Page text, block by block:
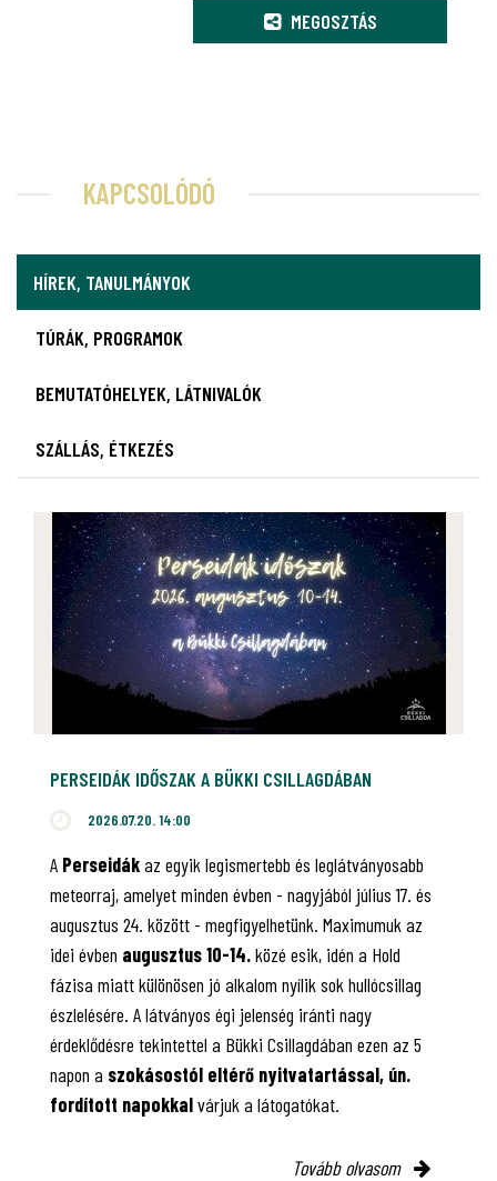
MEGOSZTÁS
KAPCSOLÓDÓ
HÍREK, TANULMÁNYOK
TÚRÁK, PROGRAMOK
BEMUTATÓHELYEK, LÁTNIVALÓK
SZÁLLÁS, ÉTKEZÉS
PERSEIDÁK IDŐSZAK A BÜKKI CSILLAGDÁBAN
2026.07.20. 14:00
A Perseidákaz egyik legismertebb és leglátványosabb
meteorraj, amelyet minden évben - nagyjából július 17. és
augusztus 24. között - megfigyelhetünk. Maximumuk az
idei évben augusztus 10-14.közé esik, idén a Hold
fázisa miatt különösen jó alkalom nyílik sok hullócsillag
észlelésére. A látványos égi jelenség iránti nagy
érdeklődésre tekintettel a Bükki Csillagdában ezen az 5
napon a szokásostól eltérő nyitvatartással, ún.
fordított napokkalvárjuk a látogatókat.
Tovább olvasom